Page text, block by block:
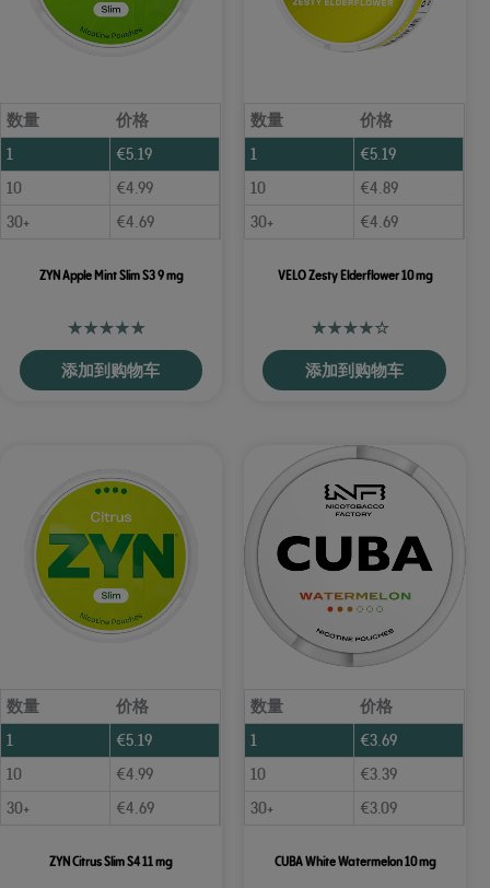
数量
价格
1
€5.19
10
€4.99
30+
€4.69
ZYN Apple Mint Slim S3 9 mg
添加到购物车
数量
价格
1
€5.19
10
€4.89
30+
€4.69
VELO Zesty Elderflower 10 mg
添加到购物车
数量
价格
1
€5.19
10
€4.99
30+
€4.69
ZYN Citrus Slim S4 11 mg
数量
价格
1
€3.69
10
€3.39
30+
€3.09
CUBA White Watermelon 10 mg